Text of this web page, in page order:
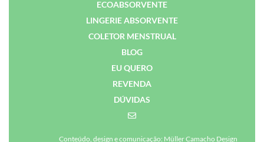
ECOABSORVENTE
LINGERIE ABSORVENTE
COLETOR MENSTRUAL
BLOG
EU QUERO
REVENDA
DÚVIDAS
Conteúdo, design e comunicação: Müller Camacho Design